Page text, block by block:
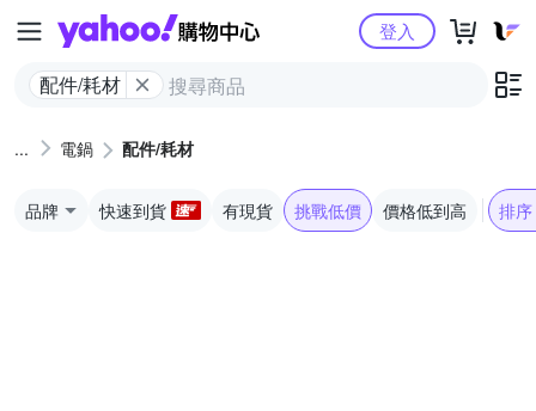
Yahoo購物中心
配件/耗材
登入
電鍋 配件/耗材
品牌 快速到貨 有現貨 挑戰低價 價格低到高 排序